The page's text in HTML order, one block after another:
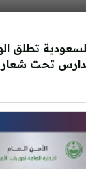
تطلق
تحت